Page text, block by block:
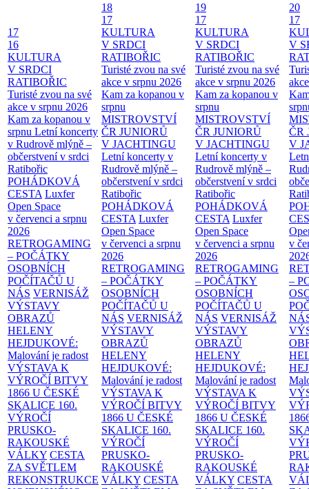
17
16
KULTURA
V SRDCI
RATIBOŘIC
Turisté zvou na své
akce v srpnu 2026
Kam za kopanou v
srpnu Letní koncerty
v Rudrově mlýně –
občerstvení v srdci
Ratibořic
POHÁDKOVÁ
CESTA Luxfer
Open Space
v červenci a srpnu
2026
RETROGAMING
– POČÁTKY
OSOBNÍCH
POČÍTAČŮ U
NÁS VERNISÁŽ
VÝSTAVY
OBRAZŮ
HELENY
HEJDUKOVÉ:
Malování je radost
VÝSTAVA K
VÝROČÍ BITVY
1866 U ČESKÉ
SKALICE 160.
VÝROČÍ
PRUSKO-
RAKOUSKÉ
VÁLKY CESTA
ZA SVĚTLEM
REKONSTRUKCE
18
17
KULTURA
V SRDCI
RATIBOŘIC
Turisté zvou na své
akce v srpnu 2026
Kam za kopanou v
srpnu
MISTROVSTVÍ
ČR JUNIORŮ
V JACHTINGU
Letní koncerty v
Rudrově mlýně –
občerstvení v srdci
Ratibořic
POHÁDKOVÁ
CESTA Luxfer
Open Space
v červenci a srpnu
2026
RETROGAMING
– POČÁTKY
OSOBNÍCH
POČÍTAČŮ U
NÁS VERNISÁŽ
VÝSTAVY
OBRAZŮ
HELENY
HEJDUKOVÉ:
Malování je radost
VÝSTAVA K
VÝROČÍ BITVY
1866 U ČESKÉ
SKALICE 160.
VÝROČÍ
PRUSKO-
RAKOUSKÉ
VÁLKY CESTA
19
17
KULTURA
V SRDCI
RATIBOŘIC
Turisté zvou na své
akce v srpnu 2026
Kam za kopanou v
srpnu
MISTROVSTVÍ
ČR JUNIORŮ
V JACHTINGU
Letní koncerty v
Rudrově mlýně –
občerstvení v srdci
Ratibořic
POHÁDKOVÁ
CESTA Luxfer
Open Space
v červenci a srpnu
2026
RETROGAMING
– POČÁTKY
OSOBNÍCH
POČÍTAČŮ U
NÁS VERNISÁŽ
VÝSTAVY
OBRAZŮ
HELENY
HEJDUKOVÉ:
Malování je radost
VÝSTAVA K
VÝROČÍ BITVY
1866 U ČESKÉ
SKALICE 160.
VÝROČÍ
PRUSKO-
RAKOUSKÉ
VÁLKY CESTA
20
17
V
ČR
V
v
–